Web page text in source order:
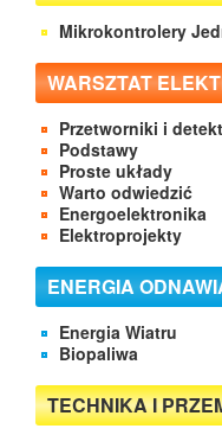
Mikrokontrolery
WARSZTAT
Przetworniki i
Podstawy
Proste układy
Warto odwiedzić
Energoelektronika
Elektroprojekty
ENERGIA
Energia Wiatru
Biopaliwa
TECHNIKA I